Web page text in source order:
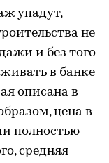
упадут,
не
и без того
в банке
описана в
цена в
полностью
средняя